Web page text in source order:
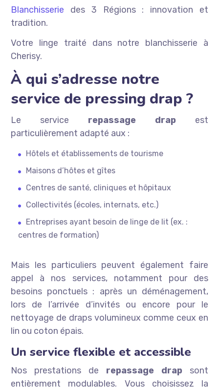
Blanchisserie des 3 Régions : innovation et
tradition.
Votre linge traité dans notre blanchisserie à
Cherisy.
À qui s’adresse notre
service de pressing drap ?
Le service repassage drapest
particulièrement adapté aux :
Hôtels et établissements de tourisme
Maisons d’hôtes et gîtes
Centres de santé, cliniques et hôpitaux
Collectivités (écoles, internats, etc.)
Entreprises ayant besoin de linge de lit (ex. :
centres de formation)
Mais les particuliers peuvent également faire
appel à nos services, notamment pour des
besoins ponctuels : après un déménagement,
lors de l’arrivée d’invités ou encore pour le
nettoyage de draps volumineux comme ceux en
lin ou coton épais.
Un service flexible et accessible
Nos prestations de repassage drapsont
entièrement modulables. Vous choisissez la